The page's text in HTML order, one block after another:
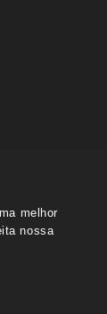
melhor
nossa